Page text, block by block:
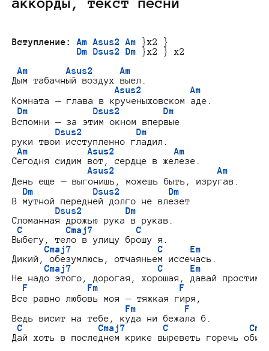
Вступление: Am Asus2 Am }x2 }
Dm Dsus2 Dm }x2 } x2
Am       Asus2     Am
Дым табачный воздух выел.
Asus2         Am
Комната — глава в крученыховском аде.
Dm            Dsus2        Dm
Вспомни — за этим окном впервые
Dsus2          Dm
руки твои исступленно гладил.
Am           Asus2           Am
Сегодня сидим вот, сердце в железе.
Asus2                   Am
День еще — выгонишь, можешь быть, изругав.
Dm           Dsus2         Dm
В мутной передней долго не влезет
Dsus2        Dm
Сломанная дрожью рука в рукав.
C        Cmaj7        C
Выбегу, тело в улицу брошу я.
Cmaj7                C     Em
Дикий, обезумлюсь, отчаяньем иссечась.
Cmaj7                C     Em
Не надо этого, дорогая, хорошая, давай
F           Fm               F
Все равно любовь моя — тяжкая гиря,
Fm         F
Ведь висит на тебе, куда ни бежала б.
C              Cmaj7       C
Дай хоть в последнем крике выреветь горечь